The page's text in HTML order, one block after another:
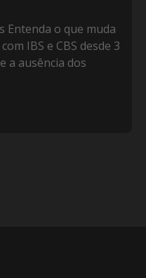
Entenda o que muda
IBS e CBS desde 3
a ausência dos